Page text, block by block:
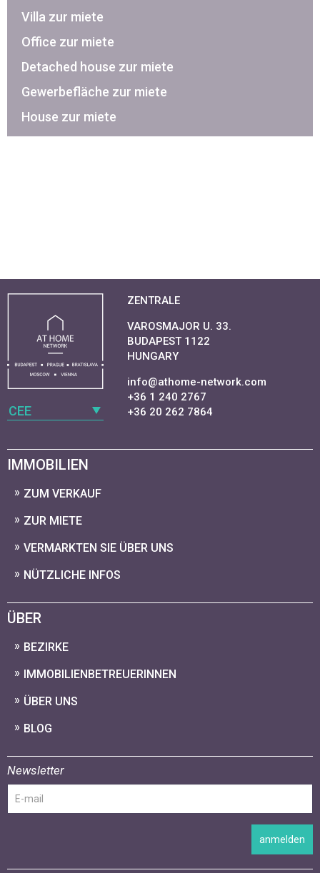
Villa zur miete
Office zur miete
Detached house zur miete
Gewerbefläche zur miete
House zur miete
CEE
ZENTRALE
VAROSMAJOR U. 33.
BUDAPEST 1122
HUNGARY
info@athome-network.com
+36 1 240 2767
+36 20 262 7864
IMMOBILIEN
ZUM VERKAUF
ZUR MIETE
VERMARKTEN SIE ÜBER UNS
NÜTZLICHE INFOS
ÜBER
BEZIRKE
IMMOBILIENBETREUERINNEN
ÜBER UNS
BLOG
Newsletter
anmelden